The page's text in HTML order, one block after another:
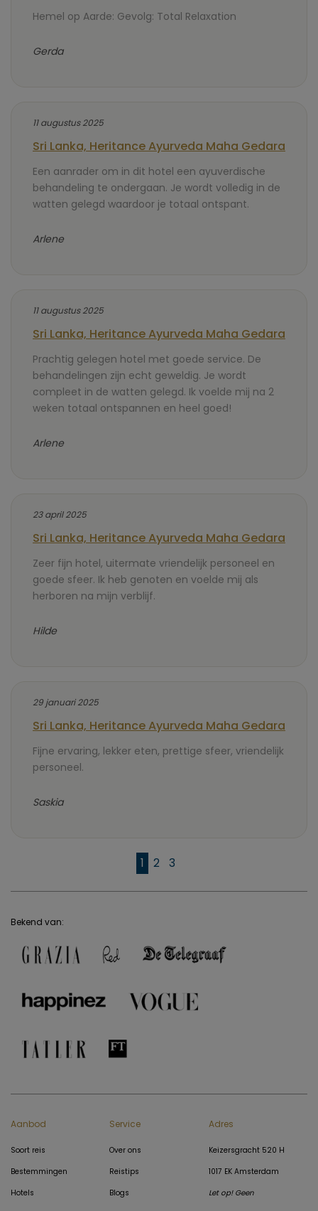
Hemel op Aarde: Gevolg: Total Relaxation
Gerda
11 augustus 2025
Sri Lanka, Heritance Ayurveda Maha Gedara
Een aanrader om in dit hotel een ayuverdische
behandeling te ondergaan. Je wordt volledig in de
watten gelegd waardoor je totaal ontspant.
Arlene
11 augustus 2025
Sri Lanka, Heritance Ayurveda Maha Gedara
Prachtig gelegen hotel met goede service. De
behandelingen zijn echt geweldig. Je wordt
compleet in de watten gelegd. Ik voelde mij na 2
weken totaal ontspannen en heel goed!
Arlene
23 april 2025
Sri Lanka, Heritance Ayurveda Maha Gedara
Zeer fijn hotel, uitermate vriendelijk personeel en
goede sfeer. Ik heb genoten en voelde mij als
herboren na mijn verblijf.
Hilde
29 januari 2025
Sri Lanka, Heritance Ayurveda Maha Gedara
Fijne ervaring, lekker eten, prettige sfeer, vriendelijk
personeel.
Saskia
1 2 3
Bekend van:
Aanbod
Soort reis
Bestemmingen
Hotels
Service
Over ons
Reistips
Blogs
Adres
Keizersgracht 520 H
1017 EK Amsterdam
Let op! Geen